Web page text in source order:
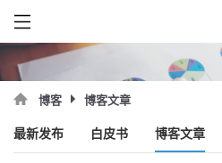
博客 博客文章
最新发布 白皮书 博客文章